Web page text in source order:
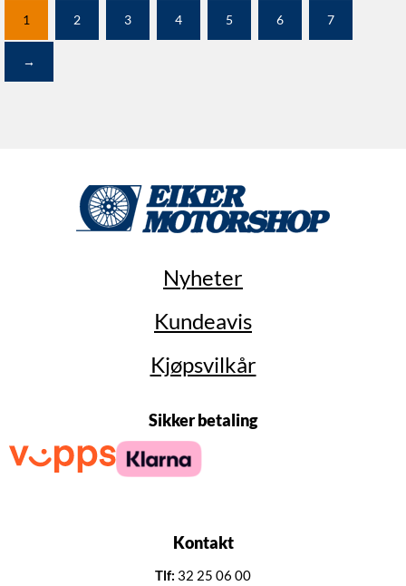
1 2 3 4 5 6 7
→
Nyheter
Kundeavis
Kjøpsvilkår
Sikker betaling
Kontakt
Tlf: 32 25 06 00